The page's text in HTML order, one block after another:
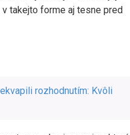
v takejto forme aj tesne pred
rozhodnutím: Kvôli